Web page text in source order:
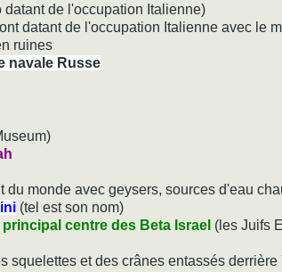
datant de l'occupation Italienne)
datant de l'occupation Italienne avec le
ruines
navale Russe
Museum)
du monde avec geysers, sources d'eau
(tel est son nom)
centre des Beta Israel (les Juifs
squelettes et des crânes entassés